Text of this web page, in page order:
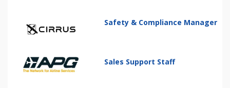
Safety & Compliance Manager
Sales Support Staff